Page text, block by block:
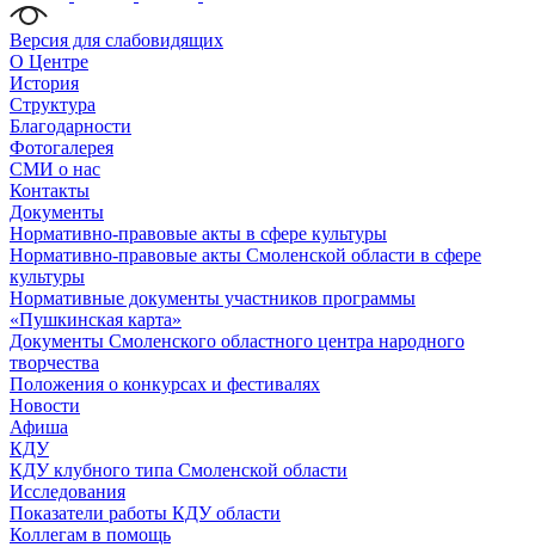
Версия для слабовидящих
О Центре
История
Структура
Благодарности
Фотогалерея
СМИ о нас
Контакты
Документы
Нормативно-правовые акты в сфере культуры
Нормативно-правовые акты Смоленской области в сфере
культуры
Нормативные документы участников программы
«Пушкинская карта»
Документы Смоленского областного центра народного
творчества
Положения о конкурсах и фестивалях
Новости
Афиша
КДУ
КДУ клубного типа Смоленской области
Исследования
Показатели работы КДУ области
Коллегам в помощь